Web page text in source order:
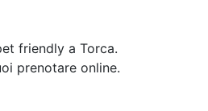
friendly a Torca.
prenotare online.